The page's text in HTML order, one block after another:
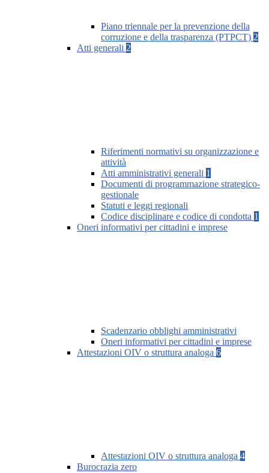
Piano triennale per la prevenzione della
corruzione e della trasparenza (PTPCT) 2
Atti generali 2
Riferimenti normativi su organizzazione e
attività
Atti amministrativi generali 1
Documenti di programmazione strategico-
gestionale
Statuti e leggi regionali
Codice disciplinare e codice di condotta 1
Oneri informativi per cittadini e imprese
Scadenzario obblighi amministrativi
Oneri informativi per cittadini e imprese
Attestazioni OIV o struttura analoga 6
Attestazioni OIV o struttura analoga 4
Burocrazia zero